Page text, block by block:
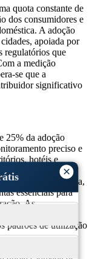
×
quota constante de
dos consumidores e
A adoção
apoiada por
regulatórios que
a medição
se que a
significativo
25% da adoção
preciso e
hotéis e
pretendem
eficiência energética,
essenciais para
As
de
padrões de utilização